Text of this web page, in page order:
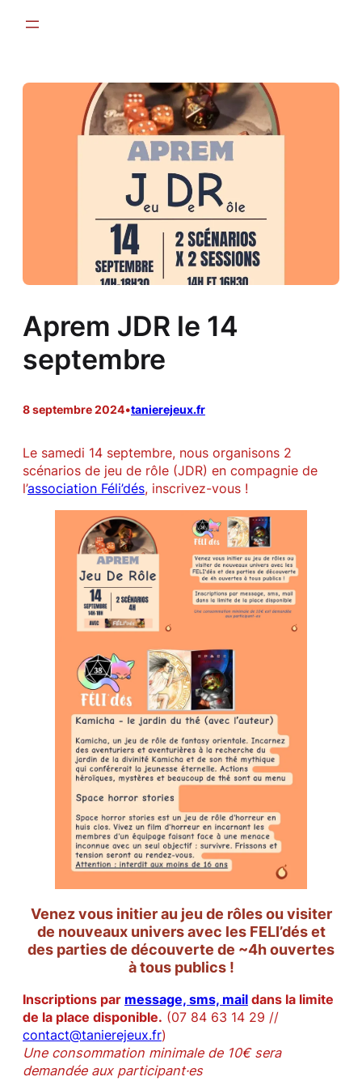
Aprem JDR le 14
septembre
8 septembre 2024•tanierejeux.fr
Le samedi 14 septembre, nous organisons 2
scénarios de jeu de rôle (JDR) en compagnie de
l’association Féli’dés, inscrivez-vous !
Venez vous initier au jeu de rôles ou visiter
de nouveaux univers avec les FELI’dés et
des parties de découverte de ~4h ouvertes
à tous publics !
Inscriptions par message, sms, mail dans la limite
de la place disponible. (07 84 63 14 29 //
contact@tanierejeux.fr)
Une consommation minimale de 10€ sera
demandée aux participant·es